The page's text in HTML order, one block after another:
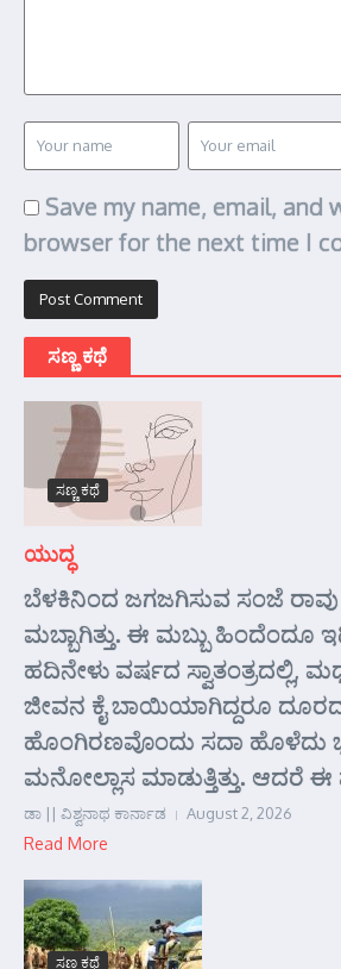
Save my name, email, and
browser for the next time I
ಸಣ್ಣ ಕಥೆ
ಸಣ್ಣ ಕಥೆ
ಯುದ್ಧ
ಬೆಳಕಿನಿಂದ ಜಗಜಗಿಸುವ ಸಂಜೆ
ಮಬ್ಬಾಗಿತ್ತು. ಈ ಮಬ್ಬು ಹಿಂದೆಂದೂ
ಹದಿನೇಳು ವರ್ಷದ ಸ್ವಾತಂತ್ರದಲ್ಲಿ,
ಜೀವನ ಕೈ ಬಾಯಿಯಾಗಿದ್ದರೂ
ಹೊಂಗಿರಣವೊಂದು ಸದಾ ಹೊಳೆದು
ಮನೋಲ್ಲಾಸ ಮಾಡುತ್ತಿತ್ತು. ಆದರೆ ಈ
ಡಾ || ವಿಶ್ವನಾಥ ಕಾರ್ನಾಡ August 2, 2026
Read More
ಸಣ್ಣ ಕಥೆ